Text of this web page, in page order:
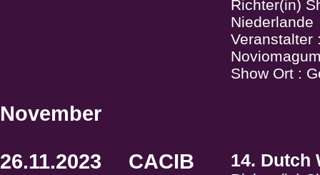
Richter(in)
Niederlande
Veranstalter
Show Ort :
November
26.11.2023 CACIB 14. Dutch